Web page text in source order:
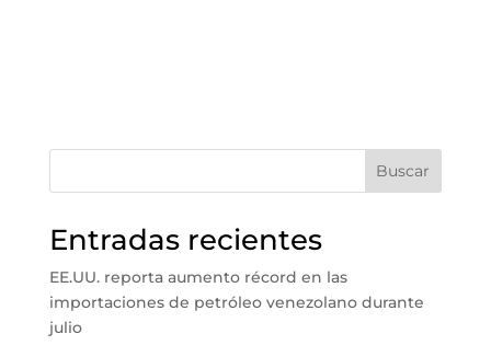
Buscar
Entradas recientes
EE.UU. reporta aumento récord en las
importaciones de petróleo venezolano durante
julio